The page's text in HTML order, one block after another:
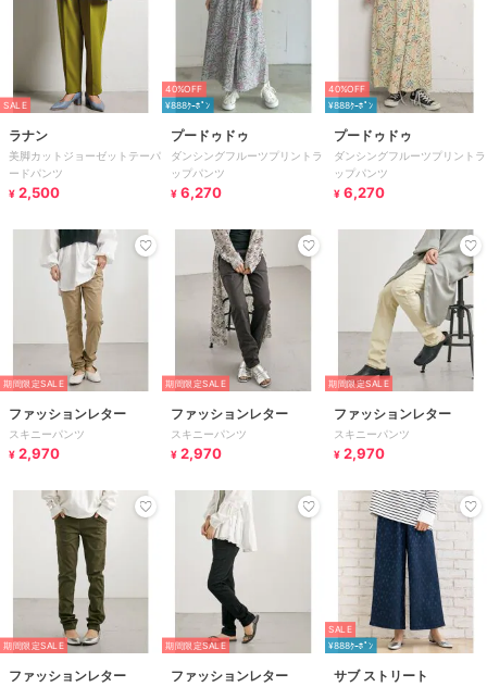
SALE
ラナン
美脚カットジョーゼットテーパ
ードパンツ
¥ 2,500
40%OFF
¥888ｸｰﾎﾟﾝ
プードゥドゥ
ダンシングフルーツプリントラ
ップパンツ
¥ 6,270
40%OFF
¥888ｸｰﾎﾟﾝ
プードゥドゥ
ダンシングフルーツプリントラ
ップパンツ
¥ 6,270
期間限定SALE
ファッションレター
スキニーパンツ
¥ 2,970
期間限定SALE
ファッションレター
スキニーパンツ
¥ 2,970
期間限定SALE
ファッションレター
スキニーパンツ
¥ 2,970
期間限定SALE
ファッションレター
期間限定SALE
ファッションレター
SALE
¥888ｸｰﾎﾟﾝ
サブ ストリート